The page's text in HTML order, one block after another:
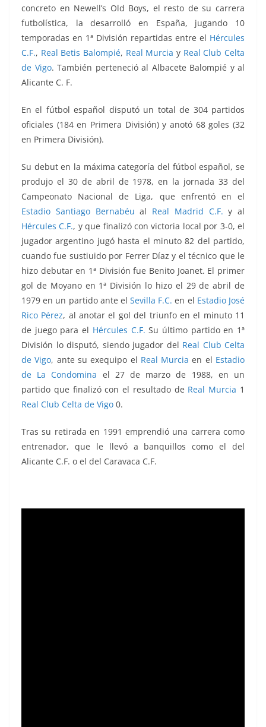
concreto en Newell’s Old Boys, el resto de su carrera
futbolística, la desarrolló en España, jugando 10
temporadas en 1ª División repartidas entre el Hércules
C.F., Real Betis Balompié, Real Murcia y Real Club Celta
de Vigo. También perteneció al Albacete Balompié y al
Alicante C. F.
En el fútbol español disputó un total de 304 partidos
oficiales (184 en Primera División) y anotó 68 goles (32
en Primera División).
Su debut en la máxima categoría del fútbol español, se
produjo el 30 de abril de 1978, en la jornada 33 del
Campeonato Nacional de Liga, que enfrentó en el
Estadio Santiago Bernabéu al Real Madrid C.F. y al
Hércules C.F., y que finalizó con victoria local por 3-0, el
jugador argentino jugó hasta el minuto 82 del partido,
cuando fue sustiuido por Ferrer Díaz y el técnico que le
hizo debutar en 1ª División fue Benito Joanet. El primer
gol de Moyano en 1ª División lo hizo el 29 de abril de
1979 en un partido ante elSevilla F.C. en el Estadio José
Rico Pérez, al anotar el gol del triunfo en el minuto 11
de juego para el Hércules C.F. Su último partido en 1ª
División lo disputó, siendo jugador del Real Club Celta
de Vigo, ante su exequipo el Real Murcia en el Estadio
de La Condomina el 27 de marzo de 1988, en un
partido que finalizó con el resultado de Real Murcia 1
Real Club Celta de Vigo 0.
Tras su retirada en 1991 emprendió una carrera como
entrenador, que le llevó a banquillos como el del
Alicante C.F. o el del Caravaca C.F.